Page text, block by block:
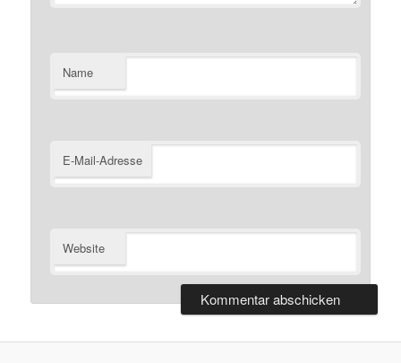
Name
E-Mail-Adresse
Website